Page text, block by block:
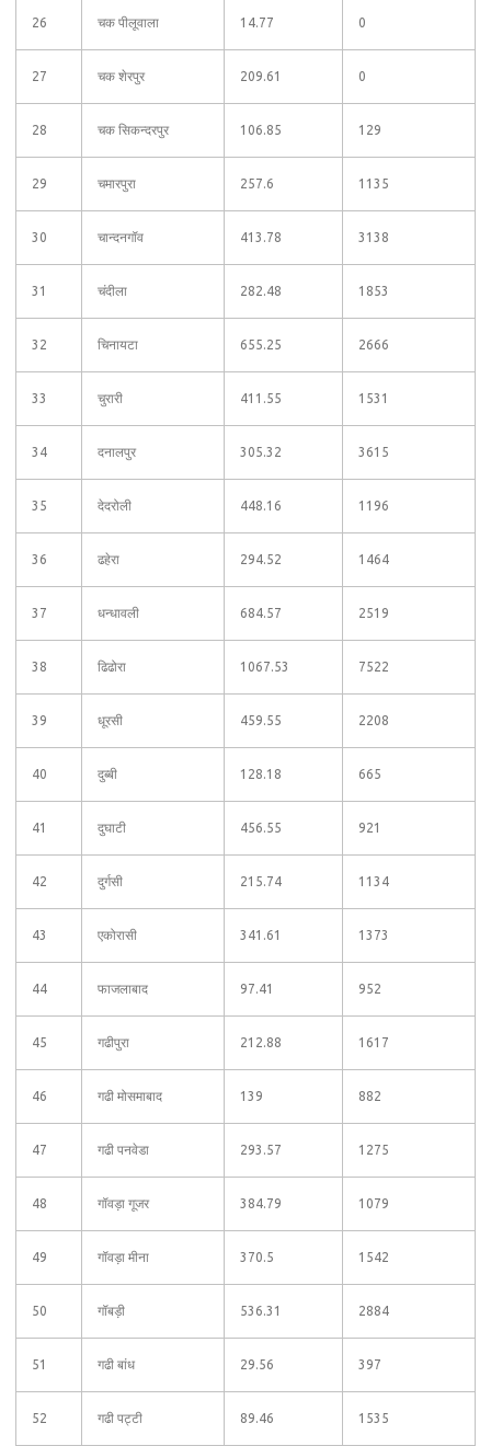
26 चक पीलूवाला 14.77 0
27 चक शेरपुर 209.61 0
28 चक सिकन्दरपुर 106.85 129
29 चमारपुरा 257.6 1135
30 चान्दनगॉव 413.78 3138
31 चंदीला 282.48 1853
32 चिनायटा 655.25 2666
33 चुरारी 411.55 1531
34 दनालपुर 305.32 3615
35 देदरोली 448.16 1196
36 ढहेरा 294.52 1464
37 धन्धावली 684.57 2519
38 ढिढोरा 1067.53 7522
39 धूरसी 459.55 2208
40 दुब्बी 128.18 665
41 दुघाटी 456.55 921
42 दुर्गसी 215.74 1134
43 एकोरासी 341.61 1373
44 फाजलाबाद 97.41 952
45 गढीपुरा 212.88 1617
46 गढी मोसमाबाद 139 882
47 गढी पनवेडा 293.57 1275
48 गॉवड़ा गूजर 384.79 1079
49 गॉवड़ा मीना 370.5 1542
50 गॉबड़ी 536.31 2884
51 गढी बांध 29.56 397
52 गढी पट्टी 89.46 1535